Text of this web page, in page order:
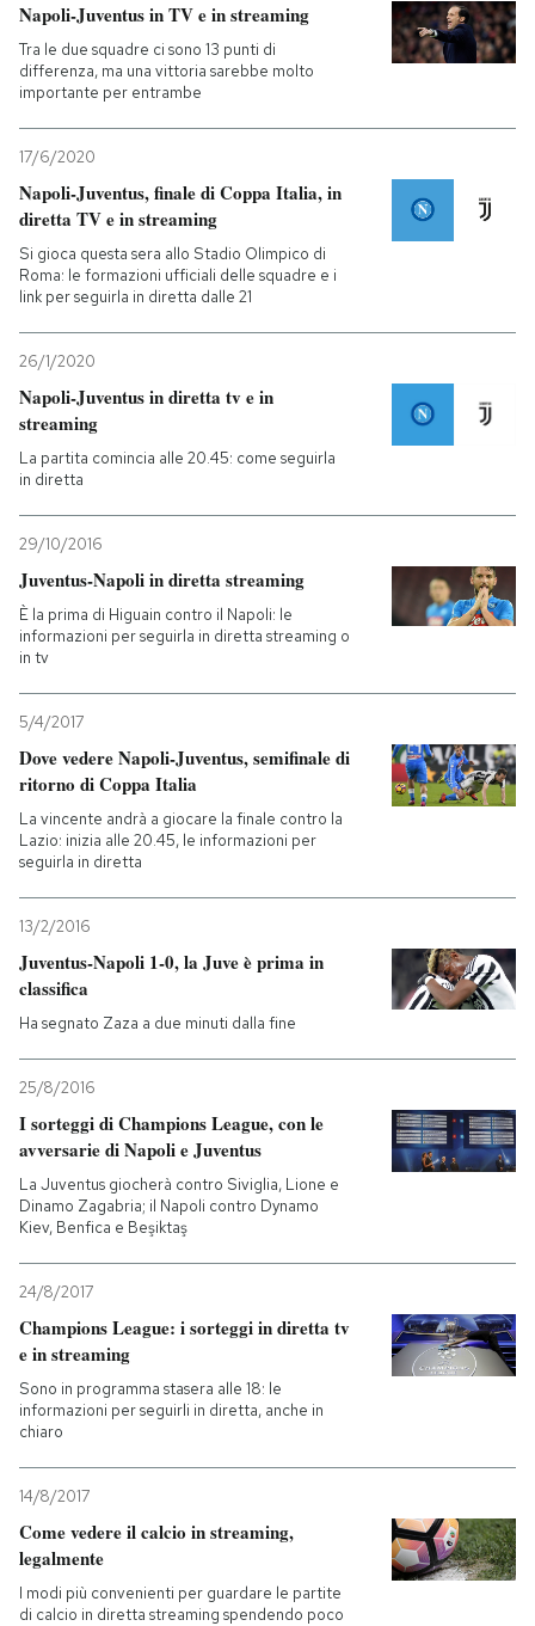
SHOP
CALENDARIO
AREA PERSONALE
Entra
Napoli-Juventus in TV e in streaming
Tra le due squadre ci sono 13 punti di
differenza, ma una vittoria sarebbe molto
importante per entrambe
17/6/2020
Napoli-Juventus, finale di Coppa Italia, in
diretta TV e in streaming
Si gioca questa sera allo Stadio Olimpico di
Roma: le formazioni ufficiali delle squadre e i
link per seguirla in diretta dalle 21
26/1/2020
Napoli-Juventus in diretta tv e in
streaming
La partita comincia alle 20.45: come seguirla
in diretta
29/10/2016
Juventus-Napoli in diretta streaming
È la prima di Higuain contro il Napoli: le
informazioni per seguirla in diretta streaming o
in tv
5/4/2017
Dove vedere Napoli-Juventus, semifinale di
ritorno di Coppa Italia
La vincente andrà a giocare la finale contro la
Lazio: inizia alle 20.45, le informazioni per
seguirla in diretta
13/2/2016
Juventus-Napoli 1-0, la Juve è prima in
classifica
Ha segnato Zaza a due minuti dalla fine
25/8/2016
I sorteggi di Champions League, con le
avversarie di Napoli e Juventus
La Juventus giocherà contro Siviglia, Lione e
Dinamo Zagabria; il Napoli contro Dynamo
Kiev, Benfica e Beşiktaş
24/8/2017
Champions League: i sorteggi in diretta tv
e in streaming
Sono in programma stasera alle 18: le
informazioni per seguirli in diretta, anche in
chiaro
14/8/2017
Come vedere il calcio in streaming,
legalmente
I modi più convenienti per guardare le partite
di calcio in diretta streaming spendendo poco